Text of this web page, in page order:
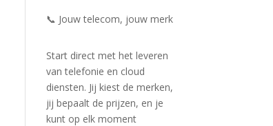
📞 Jouw telecom, jouw merk
Start direct met het leveren
van telefonie en cloud
diensten. Jij kiest de merken,
jij bepaalt de prijzen, en je
kunt op elk moment